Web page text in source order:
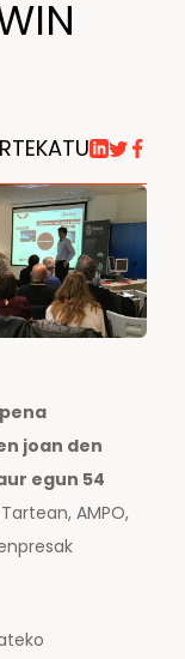
joan den
egun 54
Tartean, AMPO,